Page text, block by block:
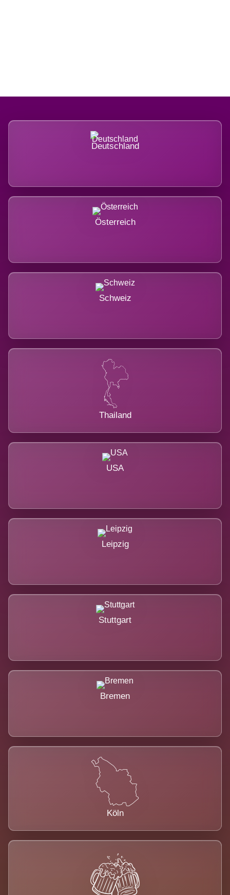
Deutschland
Österreich
Schweiz
Thailand
USA
Leipzig
Stuttgart
Bremen
Köln